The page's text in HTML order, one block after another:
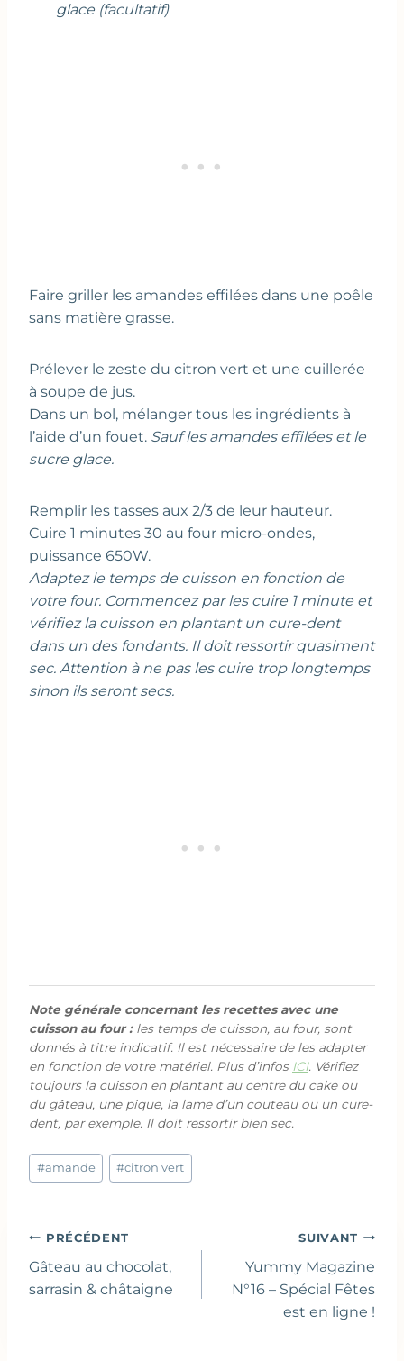
glace (facultatif)
Faire griller les amandes effilées dans une poêle
sans matière grasse.
Prélever le zeste du citron vert et une cuillerée
à soupe de jus.
Dans un bol, mélanger tous les ingrédients à
l’aide d’un fouet. Sauf les amandes effilées et le
sucre glace.
Remplir les tasses aux 2/3 de leur hauteur.
Cuire 1 minutes 30 au four micro-ondes,
puissance 650W.
Adaptez le temps de cuisson en fonction de
votre four. Commencez par les cuire 1 minute et
vérifiez la cuisson en plantant un cure-dent
dans un des fondants. Il doit ressortir quasiment
sec. Attention à ne pas les cuire trop longtemps
sinon ils seront secs.
Note générale concernant les recettes avec une
cuisson au four :les temps de cuisson, au four, sont
donnés à titre indicatif. Il est nécessaire de les adapter
en fonction de votre matériel. Plus d’infos ICI. Vérifiez
toujours la cuisson en plantant au centre du cake ou
du gâteau, une pique, la lame d’un couteau ou un cure-
dent, par exemple. Il doit ressortir bien sec.
Étiquettes
de
#amande #citron vert
Navigation
de
l’article
PRÉCÉDENT
Gâteau au chocolat,
sarrasin & châtaigne
SUIVANT
Yummy Magazine
N°16 – Spécial Fêtes
est en ligne !